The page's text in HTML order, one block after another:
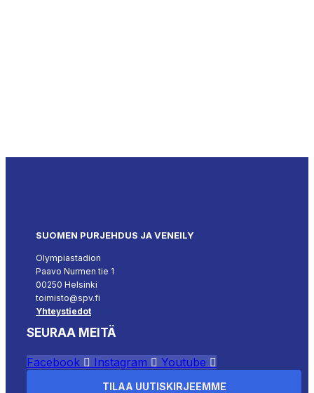
SUOMEN PURJEHDUS JA VENEILY
Olympiastadion
Paavo Nurmen tie 1
00250 Helsinki
toimisto@spv.fi
Yhteystiedot
SEURAA MEITÄ
Facebook Instagram Youtube
TILAA UUTISKIRJEEMME